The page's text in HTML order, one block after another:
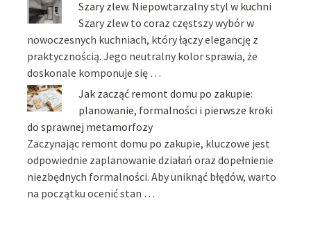
Szary zlew. Niepowtarzalny styl w kuchni
Szary zlew to coraz częstszy wybór w
nowoczesnych kuchniach, który łączy elegancję z
praktycznością. Jego neutralny kolor sprawia, że
doskonale komponuje się …
Jak zacząć remont domu po zakupie:
planowanie, formalności i pierwsze kroki
do sprawnej metamorfozy
Zaczynając remont domu po zakupie, kluczowe jest
odpowiednie zaplanowanie działań oraz dopełnienie
niezbędnych formalności. Aby uniknąć błędów, warto
na początku ocenić stan …